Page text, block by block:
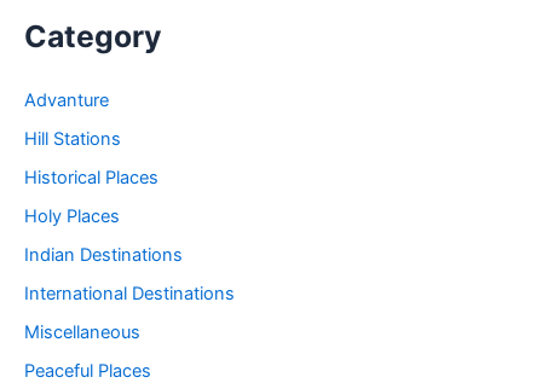
Category
Advanture
Hill Stations
Historical Places
Holy Places
Indian Destinations
International Destinations
Miscellaneous
Peaceful Places